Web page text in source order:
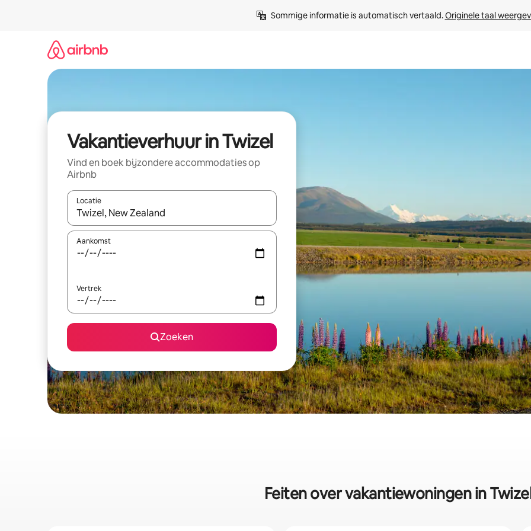
Sommige informatie is automatisch vertaald. Originele taal
Vakantieverhuur in Twizel
Vind en boek bijzondere accommodaties op
Airbnb
Locatie
Wanneer er suggesties beschikbaar zijn, maak je een keuze met je de pijltjestoetsen omhoog en omlaag, óf door te
Aankomst
Vertrek
Zoeken
Feiten over vakantiewoningen in